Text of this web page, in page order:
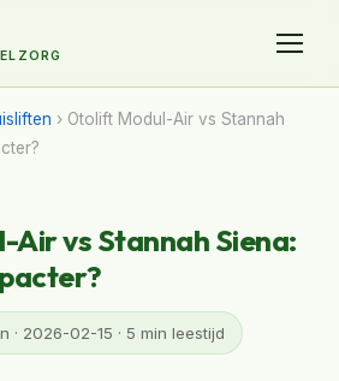
› Otolift Modul-Air vs Stannah
vs Stannah Siena:
· 2026-02-15 · 5 min leestijd